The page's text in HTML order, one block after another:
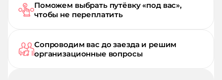
Поможем выбрать путёвку «под вас»,
чтобы не переплатить
Сопроводим вас до заезда и решим
организационные вопросы